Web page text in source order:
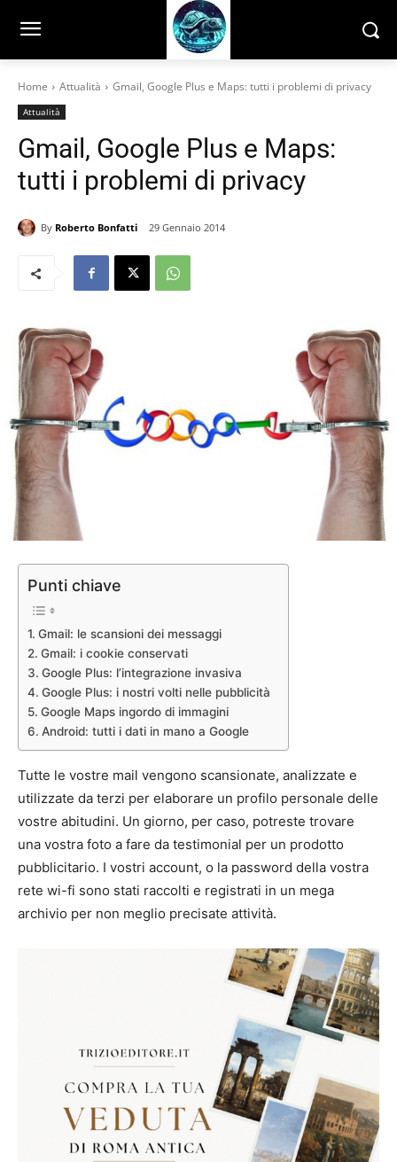
Home Attualità Gmail, Google Plus e Maps: tutti i problemi di privacy
Attualità
Gmail, Google Plus e Maps:
tutti i problemi di privacy
By Roberto Bonfatti 29 Gennaio 2014
Punti chiave
Gmail: le scansioni dei messaggi
Gmail: i cookie conservati
Google Plus: l’integrazione invasiva
Google Plus: i nostri volti nelle pubblicità
Google Maps ingordo di immagini
Android: tutti i dati in mano a Google
Tutte le vostre mail vengono scansionate, analizzate e
utilizzate da terzi per elaborare un profilo personale delle
vostre abitudini. Un giorno, per caso, potreste trovare
una vostra foto a fare da testimonial per un prodotto
pubblicitario. I vostri account, o la password della vostra
rete wi-fi sono stati raccolti e registrati in un mega
archivio per non meglio precisate attività.